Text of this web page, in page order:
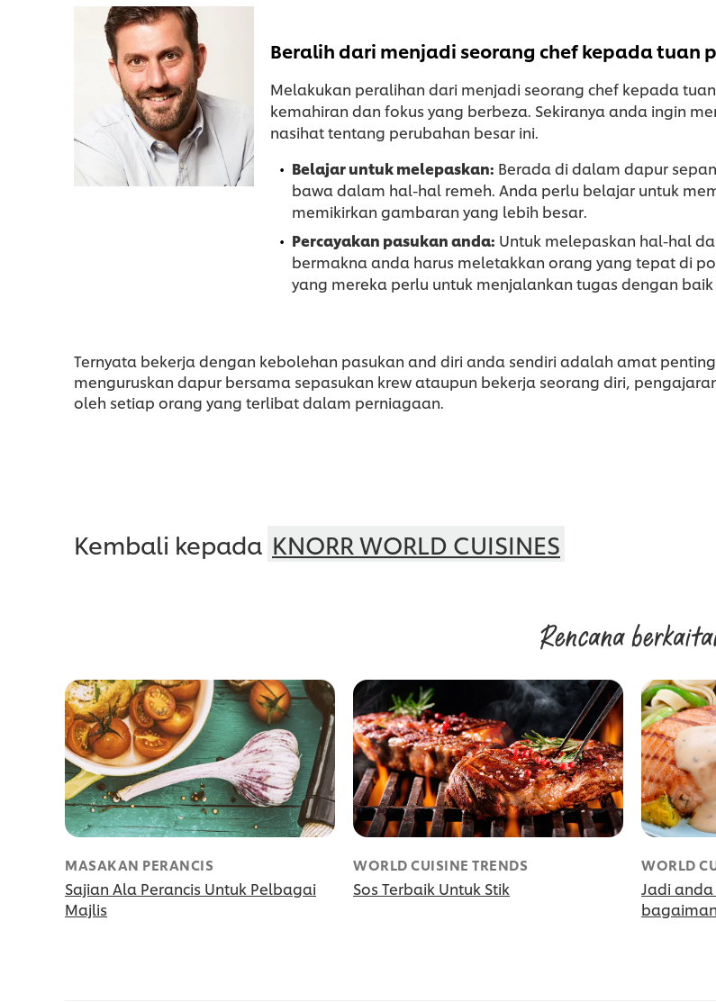
Beralih dari menjadi seorang chef kepada tuan
Melakukan peralihan dari menjadi seorang chef kepada
kemahiran dan fokus yang berbeza. Sekiranya anda ingin
nasihat tentang perubahan besar ini.
Belajar untuk melepaskan: Berada di dalam dapur
bawa dalam hal-hal remeh. Anda perlu belajar untuk
memikirkan gambaran yang lebih besar.
Percayakan pasukan anda: Untuk melepaskan hal-hal
bermakna anda harus meletakkan orang yang tepat di
yang mereka perlu untuk menjalankan tugas dengan
Ternyata bekerja dengan kebolehan pasukan and diri anda sendiri adalah amat
menguruskan dapur bersama sepasukan krew ataupun bekerja seorang diri,
oleh setiap orang yang terlibat dalam perniagaan.
Kembali kepada KNORR WORLD CUISINES
Rencana
MASAKAN PERANCIS
Sajian Ala Perancis Untuk Pelbagai
Majlis
WORLD CUISINE TRENDS
Sos Terbaik Untuk Stik
WORLD
Jadi